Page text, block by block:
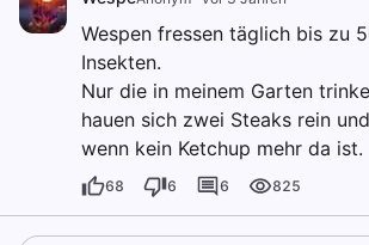
Wespen fressen täglich bis zu
Insekten.
Nur die in meinem Garten
hauen sich zwei Steaks rein
wenn kein Ketchup mehr da ist.
68 6 6 825